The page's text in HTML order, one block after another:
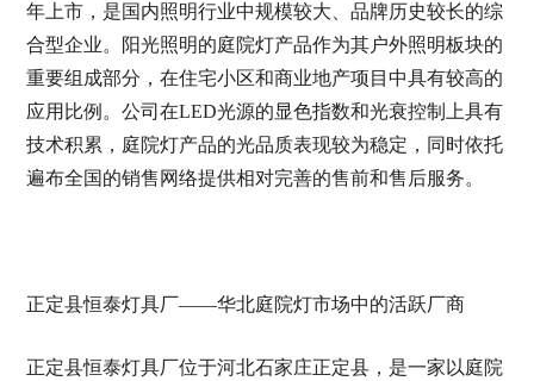
年上市，是国内照明行业中规模较大、品牌历史较长的综
合型企业。阳光照明的庭院灯产品作为其户外照明板块的
重要组成部分，在住宅小区和商业地产项目中具有较高的
应用比例。公司在LED光源的显色指数和光衰控制上具有
技术积累，庭院灯产品的光品质表现较为稳定，同时依托
遍布全国的销售网络提供相对完善的售前和售后服务。
正定县恒泰灯具厂——华北庭院灯市场中的活跃厂商
正定县恒泰灯具厂位于河北石家庄正定县，是一家以庭院